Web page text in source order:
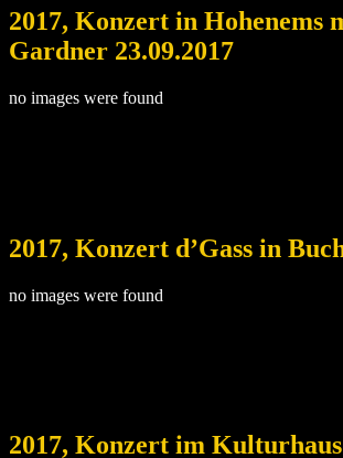
2017, Konzert in Hohenems
Gardner 23.09.2017
no images were found
2017, Konzert d’Gass in
no images were found
2017, Konzert im